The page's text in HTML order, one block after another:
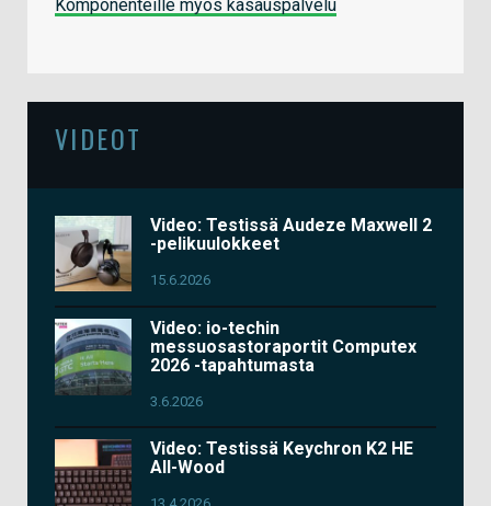
Komponenteille myös kasauspalvelu
VIDEOT
Video: Testissä Audeze Maxwell 2
-pelikuulokkeet
15.6.2026
Video: io-techin
messuosastoraportit Computex
2026 -tapahtumasta
3.6.2026
Video: Testissä Keychron K2 HE
All-Wood